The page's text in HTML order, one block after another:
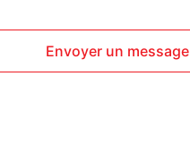
Envoyer un message